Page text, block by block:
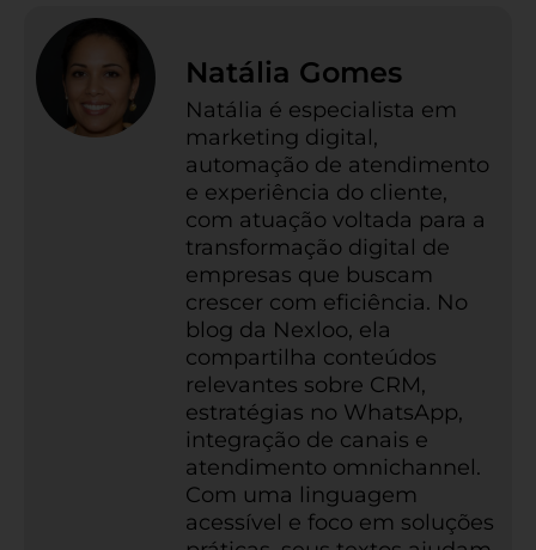
Natália Gomes
Natália é especialista em
marketing digital,
automação de atendimento
e experiência do cliente,
com atuação voltada para a
transformação digital de
empresas que buscam
crescer com eficiência. No
blog da Nexloo, ela
compartilha conteúdos
relevantes sobre CRM,
estratégias no WhatsApp,
integração de canais e
atendimento omnichannel.
Com uma linguagem
acessível e foco em soluções